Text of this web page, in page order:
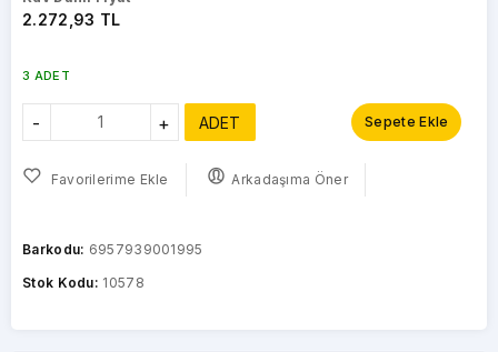
2.272,93 TL
3 ADET
- + ADET Sepete Ekle
Favorilerime Ekle Arkadaşıma Öner
Barkodu: 6957939001995
Stok Kodu: 10578